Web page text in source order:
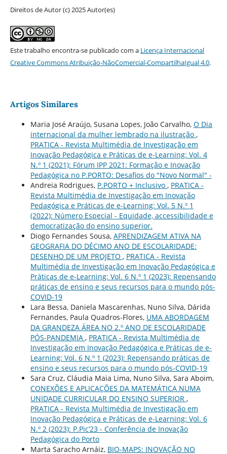
Direitos de Autor (c) 2025 Autor(es)
Este trabalho encontra-se publicado com a Licença Internacional
Creative Commons Atribuição-NãoComercial-CompartilhaIgual 4.0.
Artigos Similares
Maria José Araújo, Susana Lopes, João Carvalho, O Dia
internacional da mulher lembrado na ilustração ,
PRATICA - Revista Multimédia de Investigação em
Inovação Pedagógica e Práticas de e-Learning: Vol. 4
N.º 1 (2021): Fórum IPP 2021: Formação e Inovação
Pedagógica no P.PORTO: Desafios do "Novo Normal" -
Andreia Rodrigues, P.PORTO + Inclusivo , PRATICA -
Revista Multimédia de Investigação em Inovação
Pedagógica e Práticas de e-Learning: Vol. 5 N.º 1
(2022): Número Especial - Equidade, accessibilidade e
democratização do ensino superior.
Diogo Fernandes Sousa, APRENDIZAGEM ATIVA NA
GEOGRAFIA DO DÉCIMO ANO DE ESCOLARIDADE:
DESENHO DE UM PROJETO , PRATICA - Revista
Multimédia de Investigação em Inovação Pedagógica e
Práticas de e-Learning: Vol. 6 N.º 1 (2023): Repensando
práticas de ensino e seus recursos para o mundo pós-
COVID-19
Lara Bessa, Daniela Mascarenhas, Nuno Silva, Dárida
Fernandes, Paula Quadros-Flores, UMA ABORDAGEM
DA GRANDEZA ÁREA NO 2.º ANO DE ESCOLARIDADE
PÓS-PANDEMIA , PRATICA - Revista Multimédia de
Investigação em Inovação Pedagógica e Práticas de e-
Learning: Vol. 6 N.º 1 (2023): Repensando práticas de
ensino e seus recursos para o mundo pós-COVID-19
Sara Cruz, Cláudia Maia Lima, Nuno Silva, Sara Aboim,
CONEXÕES E APLICAÇÕES DA MATEMÁTICA NUMA
UNIDADE CURRICULAR DO ENSINO SUPERIOR ,
PRATICA - Revista Multimédia de Investigação em
Inovação Pedagógica e Práticas de e-Learning: Vol. 6
N.º 2 (2023): P.Pic’23 - Conferência de Inovação
Pedagógica do Porto
Marta Saracho Arnáiz, BIO-MAPS: INOVAÇÃO NO